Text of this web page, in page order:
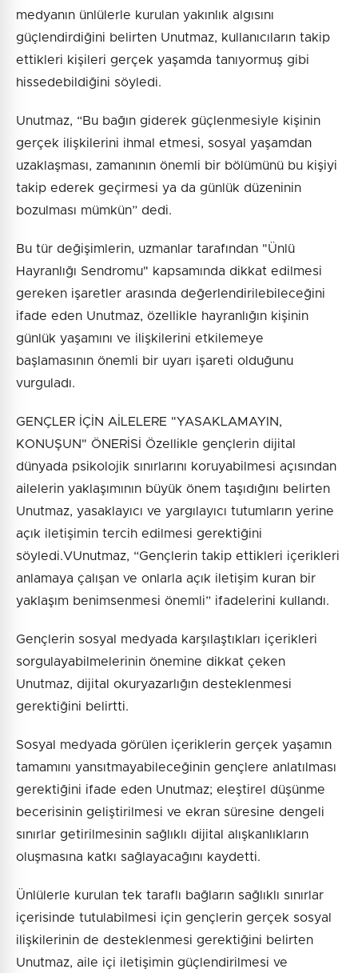
medyanın ünlülerle kurulan yakınlık algısını
güçlendirdiğini belirten Unutmaz, kullanıcıların takip
ettikleri kişileri gerçek yaşamda tanıyormuş gibi
hissedebildiğini söyledi.
Unutmaz, “Bu bağın giderek güçlenmesiyle kişinin
gerçek ilişkilerini ihmal etmesi, sosyal yaşamdan
uzaklaşması, zamanının önemli bir bölümünü bu kişiyi
takip ederek geçirmesi ya da günlük düzeninin
bozulması mümkün” dedi.
Bu tür değişimlerin, uzmanlar tarafından "Ünlü
Hayranlığı Sendromu" kapsamında dikkat edilmesi
gereken işaretler arasında değerlendirilebileceğini
ifade eden Unutmaz, özellikle hayranlığın kişinin
günlük yaşamını ve ilişkilerini etkilemeye
başlamasının önemli bir uyarı işareti olduğunu
vurguladı.
GENÇLER İÇİN AİLELERE "YASAKLAMAYIN,
KONUŞUN" ÖNERİSİ Özellikle gençlerin dijital
dünyada psikolojik sınırlarını koruyabilmesi açısından
ailelerin yaklaşımının büyük önem taşıdığını belirten
Unutmaz, yasaklayıcı ve yargılayıcı tutumların yerine
açık iletişimin tercih edilmesi gerektiğini
söyledi.VUnutmaz, “Gençlerin takip ettikleri içerikleri
anlamaya çalışan ve onlarla açık iletişim kuran bir
yaklaşım benimsenmesi önemli” ifadelerini kullandı.
Gençlerin sosyal medyada karşılaştıkları içerikleri
sorgulayabilmelerinin önemine dikkat çeken
Unutmaz, dijital okuryazarlığın desteklenmesi
gerektiğini belirtti.
Sosyal medyada görülen içeriklerin gerçek yaşamın
tamamını yansıtmayabileceğinin gençlere anlatılması
gerektiğini ifade eden Unutmaz; eleştirel düşünme
becerisinin geliştirilmesi ve ekran süresine dengeli
sınırlar getirilmesinin sağlıklı dijital alışkanlıkların
oluşmasına katkı sağlayacağını kaydetti.
Ünlülerle kurulan tek taraflı bağların sağlıklı sınırlar
içerisinde tutulabilmesi için gençlerin gerçek sosyal
ilişkilerinin de desteklenmesi gerektiğini belirten
Unutmaz, aile içi iletişimin güçlendirilmesi ve